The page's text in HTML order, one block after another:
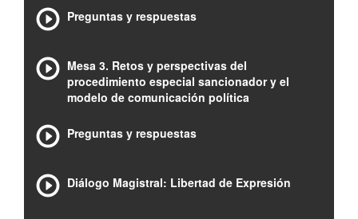
Preguntas y respuestas
Mesa 3. Retos y perspectivas del
procedimiento especial sancionador y el
modelo de comunicación política
Preguntas y respuestas
Diálogo Magistral: Libertad de Expresión